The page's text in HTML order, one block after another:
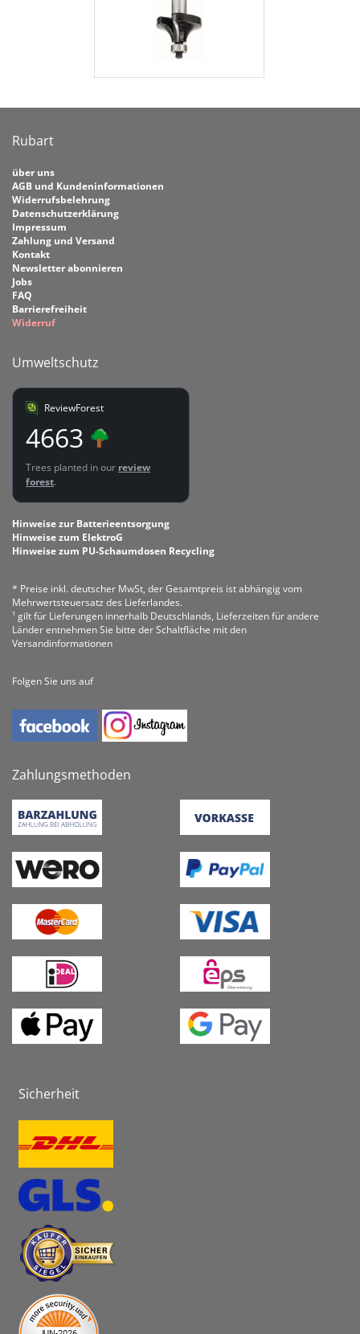
Rubart
über uns
AGB und Kundeninformationen
Widerrufsbelehrung
Datenschutzerklärung
Impressum
Zahlung und Versand
Kontakt
Newsletter abonnieren
Jobs
FAQ
Barrierefreiheit
Widerruf
Umweltschutz
ReviewForest
4663
Trees planted in our review
forest.
Hinweise zur Batterieentsorgung
Hinweise zum ElektroG
Hinweise zum PU-Schaumdosen Recycling
* Preise inkl. deutscher MwSt, der Gesamtpreis ist abhängig vom
Mehrwertsteuersatz des Lieferlandes.
¹ gilt für Lieferungen innerhalb Deutschlands, Lieferzeiten für andere
Länder entnehmen Sie bitte der Schaltfläche mit den
Versandinformationen
Folgen Sie uns auf
Zahlungsmethoden
Sicherheit